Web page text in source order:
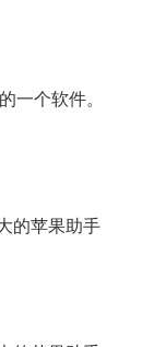
一个软件。